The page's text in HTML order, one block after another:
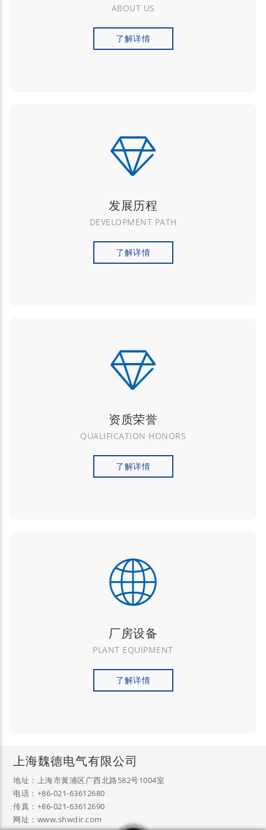
ABOUT US
了解详情
发展历程
DEVELOPMENT PATH
了解详情
资质荣誉
QUALIFICATION HONORS
了解详情
厂房设备
PLANT EQUIPMENT
了解详情
上海魏德电气有限公司
地址：上海市黄浦区广西北路582号1004室
电话：+86-021-63612680
传真：+86-021-63612690
网址：www.shwdir.com